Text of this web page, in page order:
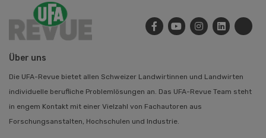
Über uns
Die UFA-Revue bietet allen Schweizer Landwirtinnen und Landwirten
individuelle berufliche Problemlösungen an. Das UFA-Revue Team steht
in engem Kontakt mit einer Vielzahl von Fachautoren aus
Forschungsanstalten, Hochschulen und Industrie.